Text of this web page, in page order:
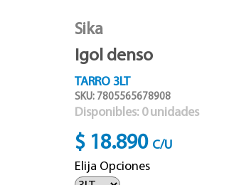
Sika
Igol denso
TARRO 3LT
SKU: 7805565678908
Disponibles: 0 unidades
$ 18.890 C/U
Elija Opciones